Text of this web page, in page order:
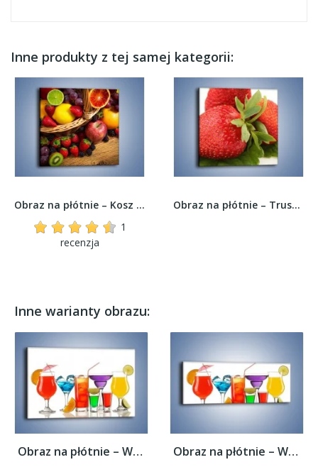
Inne produkty z tej samej kategorii:
Obraz na płótnie – Kosz zatopiony w owocach –...
1
recenzja
Obraz na płótnie – Truskawkowa radość –...
Inne warianty obrazu:
Obraz na płótnie – Wakacyjne party z... Obraz na płótnie – Wakacyjne party z...